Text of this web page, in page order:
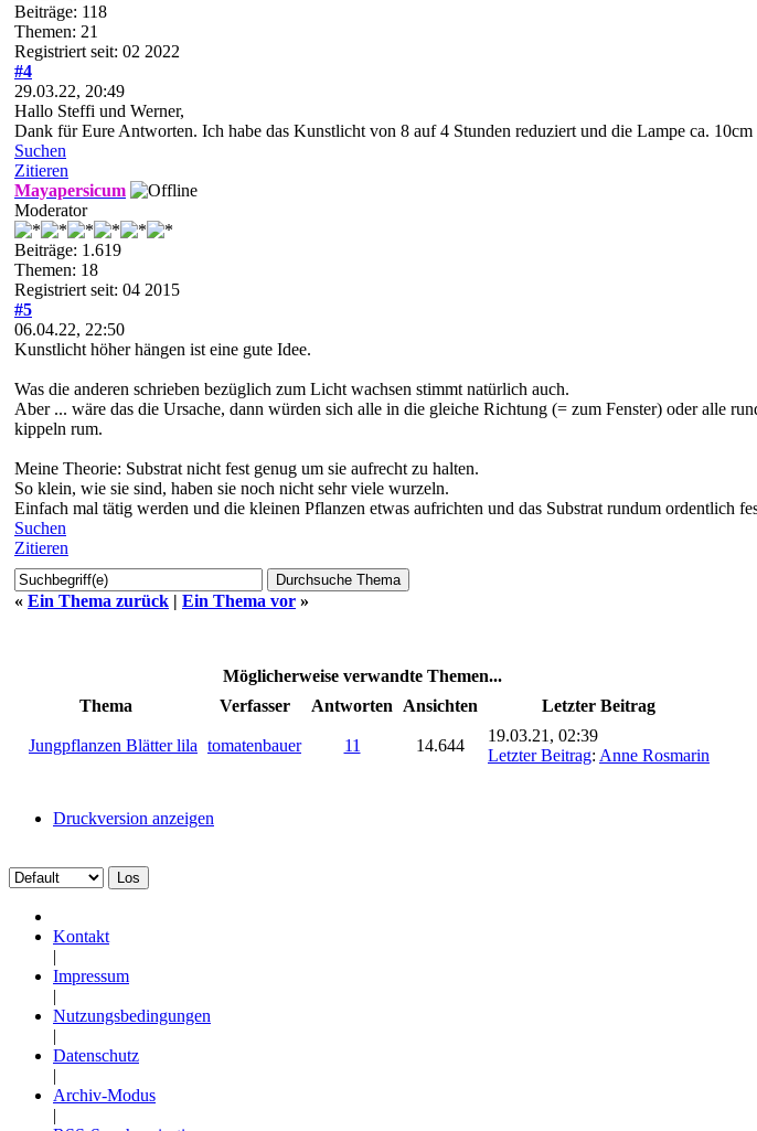
Beiträge: 118
Themen: 21
Registriert seit: 02 2022
#4
29.03.22, 20:49
Hallo Steffi und Werner,
Dank für Eure Antworten. Ich habe das Kunstlicht von 8 auf 4 Stunden reduziert und die Lampe ca.
Suchen
Zitieren
Mayapersicum
Moderator
Beiträge: 1.619
Themen: 18
Registriert seit: 04 2015
#5
06.04.22, 22:50
Kunstlicht höher hängen ist eine gute Idee.
Was die anderen schrieben bezüglich zum Licht wachsen stimmt natürlich auch.
Aber ... wäre das die Ursache, dann würden sich alle in die gleiche Richtung (= zum Fenster) oder alle
kippeln rum.
Meine Theorie: Substrat nicht fest genug um sie aufrecht zu halten.
So klein, wie sie sind, haben sie noch nicht sehr viele wurzeln.
Einfach mal tätig werden und die kleinen Pflanzen etwas aufrichten und das Substrat rundum ordentlich
Suchen
Zitieren
« Ein Thema zurück | Ein Thema vor »
Möglicherweise verwandte Themen...
Thema
Verfasser Antworten Ansichten Letzter Beitrag
Jungpflanzen Blätter lila tomatenbauer 11 14.644
19.03.21, 02:39
Letzter Beitrag: Anne Rosmarin
Druckversion anzeigen
Kontakt
|
Impressum
|
Nutzungsbedingungen
|
Datenschutz
|
Archiv-Modus
|